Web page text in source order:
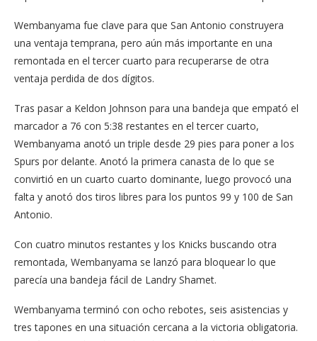
Wembanyama fue clave para que San Antonio construyera
una ventaja temprana, pero aún más importante en una
remontada en el tercer cuarto para recuperarse de otra
ventaja perdida de dos dígitos.
Tras pasar a Keldon Johnson para una bandeja que empató el
marcador a 76 con 5:38 restantes en el tercer cuarto,
Wembanyama anotó un triple desde 29 pies para poner a los
Spurs por delante. Anotó la primera canasta de lo que se
convirtió en un cuarto cuarto dominante, luego provocó una
falta y anotó dos tiros libres para los puntos 99 y 100 de San
Antonio.
Con cuatro minutos restantes y los Knicks buscando otra
remontada, Wembanyama se lanzó para bloquear lo que
parecía una bandeja fácil de Landry Shamet.
Wembanyama terminó con ocho rebotes, seis asistencias y
tres tapones en una situación cercana a la victoria obligatoria.